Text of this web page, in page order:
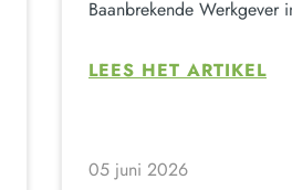
Baanbrekende
LEES HET ARTIKEL
05 juni 2026